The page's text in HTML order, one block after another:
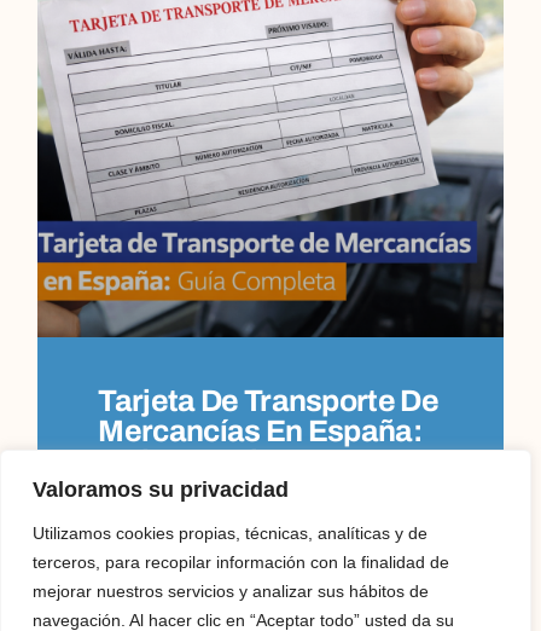
Valoramos su privacidad
Utilizamos cookies propias, técnicas, analíticas y de
terceros, para recopilar información con la finalidad de
mejorar nuestros servicios y analizar sus hábitos de
navegación. Al hacer clic en “Aceptar todo” usted da su
Tarjeta De Transporte De
Mercancías En España:
Tarjeta de Transporte de Mercancías en
España: Guía Completa Si quieres trabajar
como transportista autónomo en España y tu
vehículo supera los 2.000 kg de